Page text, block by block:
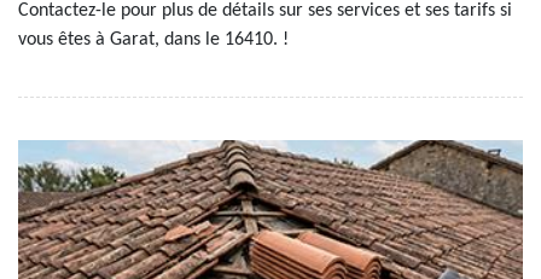
Contactez-le pour plus de détails sur ses services et ses tarifs si
vous êtes à Garat, dans le 16410. !